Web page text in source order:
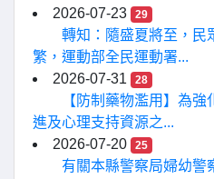
2026-07-23
29
轉知：隨盛夏將至，民
繁，運動部全民運動署...
2026-07-31
28
【防制藥物濫用】為
進及心理支持資源之...
2026-07-20
25
有關本縣警察局婦幼警